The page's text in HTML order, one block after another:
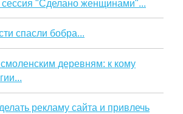
сессия "Сделано женщинами"...
спасли бобра...
деревням: к кому
рекламу сайта и привлечь